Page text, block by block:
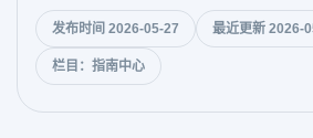
发布时间 2026-05-27 最近更新 2026-
栏目：指南中心